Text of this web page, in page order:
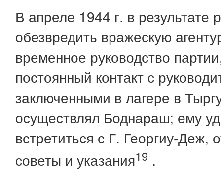
В апреле 1944 г. в
обезвредить вражескую
временное руководство
постоянный контакт с
заключенными в лагере в
осуществлял Боднараш; ему
встретиться с Г. Георгиу-Деж,
советы и указания19 .